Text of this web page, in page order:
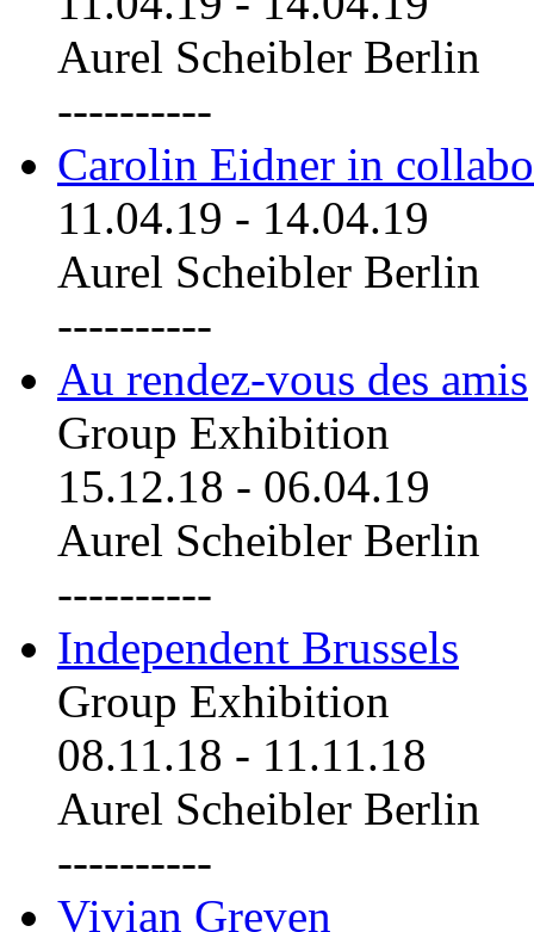
Aurel Scheibler Berlin
----------
Carolin Eidner in
11.04.19 - 14.04.19
Aurel Scheibler Berlin
----------
Au rendez-vous des amis
Group Exhibition
15.12.18 - 06.04.19
Aurel Scheibler Berlin
----------
Independent Brussels
Group Exhibition
08.11.18 - 11.11.18
Aurel Scheibler Berlin
----------
Vivian Greven